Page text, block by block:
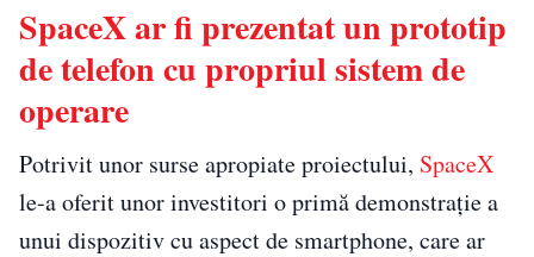
SpaceX ar fi prezentat un prototip
de telefon cu propriul sistem de
operare
Potrivit unor surse apropiate proiectului, SpaceX
le-a oferit unor investitori o primă demonstrație a
unui dispozitiv cu aspect de smartphone, care ar